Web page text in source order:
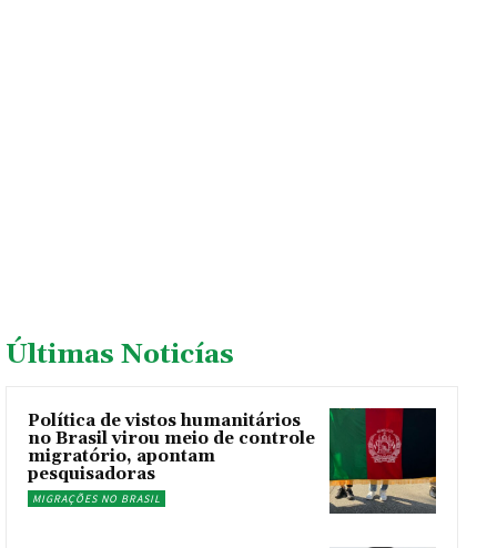
Últimas Noticías
Política de vistos humanitários
no Brasil virou meio de controle
migratório, apontam
pesquisadoras
MIGRAÇÕES NO BRASIL